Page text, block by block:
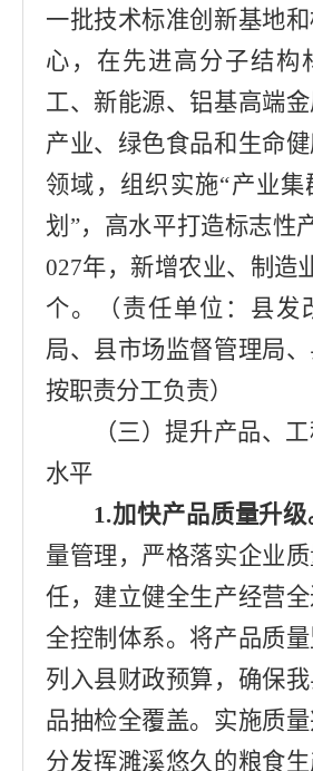
一批技术标准创新基地
心，在先进高分子结构
工、新能源、铝基高端
产业、绿色食品和生命
领域，组织实施“产业集
划 ”，高水平打造标志性
027年，新增农业、制造
个。 （责任单位： 县发
局、 县市场监督管理局、
按职责分工负责）
（三）提升产品、
水平
1.加快产品质量升级
量管理，严格落实企业
任，建立健全生产经营
全控制体系。将产品质
列入县财政预算，确保
品抽检全覆盖。 实施质
分发挥濉溪悠久的粮食